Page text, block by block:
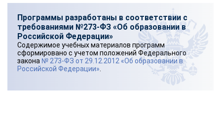
Программы разработаны в соответствии с
требованиями №273-ФЗ «Об образовании в
Российской Федерации»
Содержимое учебных материалов программ
сформировано с учетом положений Федерального
закона № 273-ФЗ от 29.12.2012 «Об образовании в
Российской Федерации»